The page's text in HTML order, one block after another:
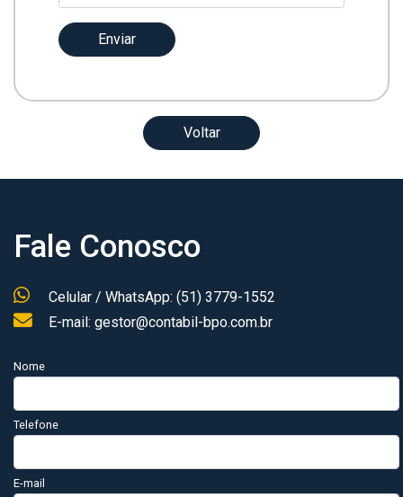
Enviar
Voltar
Fale Conosco
Celular / WhatsApp: (51) 3779-1552
E-mail: gestor@contabil-bpo.com.br
Nome
Telefone
E-mail